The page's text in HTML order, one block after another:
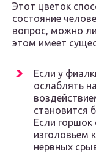
Этот цветок
состояние
вопрос, можно
этом имеет
Если у
ослаблять
становится
Если
изголовьем
нервных